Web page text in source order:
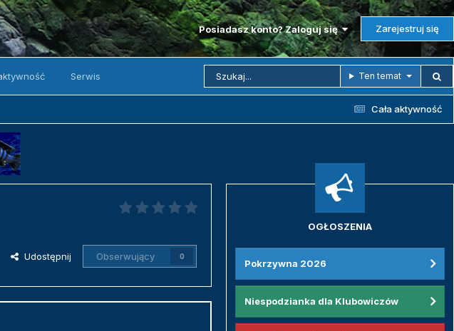
Posiadasz konto? Zaloguj się Zarejestruj się
Serwis Ten temat
Cała aktywność
Udostępnij Obserwujący 0
OGŁOSZENIA
Pokrzywna 2026
Niespodzianka dla Klubowiczów